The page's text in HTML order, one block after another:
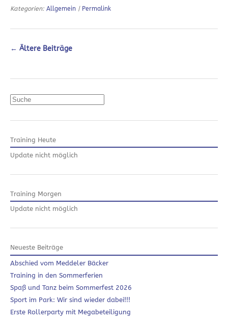
Kategorien: Allgemein | Permalink
← Ältere Beiträge
Suchen
Training Heute
Update nicht möglich
Training Morgen
Update nicht möglich
Neueste Beiträge
Abschied vom Meddeler Bäcker
Training in den Sommerferien
Spaß und Tanz beim Sommerfest 2026
Sport im Park: Wir sind wieder dabei!!!
Erste Rollerparty mit Megabeteiligung